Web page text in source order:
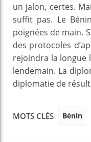
un jalon, certes.
suffit pas. Le
poignées de main.
des protocoles
rejoindra la longue
lendemain. La
diplomatie de
MOTS CLÉS Bénin